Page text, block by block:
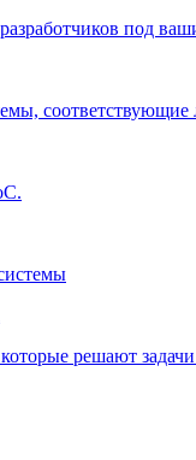
под
решают задачи